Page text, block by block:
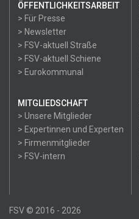
ÖFFENTLICHKEITSARBEIT
> Für Presse
> Newsletter
> FSV-aktuell Straße
> FSV-aktuell Schiene
> Eurokommunal
MITGLIEDSCHAFT
> Unsere Mitglieder
> Expertinnen und Experten
> Firmenmitglieder
> FSV-intern
FSV © 2016 - 2026